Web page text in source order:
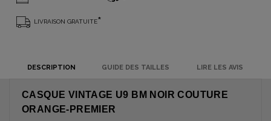
LIVRAISON GRATUITE*
DESCRIPTION GUIDE DES TAILLES LIRE LES AVIS
CASQUE VINTAGE U9 BM NOIR COUTURE
ORANGE-PREMIER